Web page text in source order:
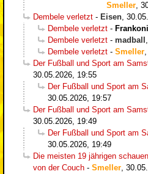
Smeller,
Dembele verletzt - Eisen,
Dembele verletzt -
Dembele verletzt - madball ,
Dembele verletzt - Smeller,
Der Fußball und Sport am
30.05.2026, 19:55
Der Fußball und Sport am
30.05.2026, 19:57
Der Fußball und Sport am
30.05.2026, 19:49
Der Fußball und Sport am
30.05.2026, 19:49
Die meisten 19 jährigen
von der Couch - Smeller,